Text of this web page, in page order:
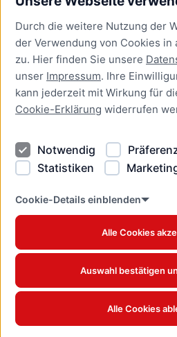
Durch die weitere Nutzung der
der Verwendung von Cookies in
zu. Hier finden Sie unsere
unser Impressum. Ihre
kann jederzeit mit Wirkung für
Cookie-Erklärung widerrufen
Notwendig
Statistiken
Cookie-Details einblenden
Alle Cookies
Auswahl bestätigen
Alle Cookies
Bürgerservice
Presse
Newsletter Lübeck:kompakt
Kontakt
Kontakt
Datenschutzhinweise
Barrierefreiheit
Cookie Erklärung
www.luebeck.de